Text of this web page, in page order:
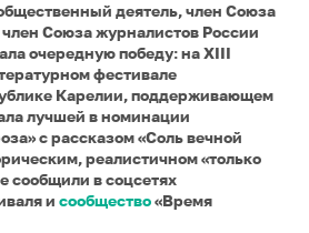
деятель, член Союза
Союза журналистов России
очередную победу: на XIII
фестивале
Карелии, поддерживающем
лучшей в номинации
с рассказом «Соль вечной
реалистичном «только
сообщили в соцсетях
и сообщество«Время